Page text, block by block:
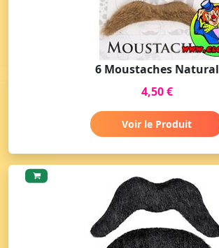
6 Moustaches Natural
4,50 €
Voir le Produit